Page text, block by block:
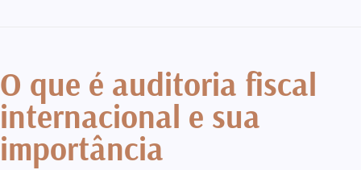
O que é auditoria fiscal
internacional e sua
importância